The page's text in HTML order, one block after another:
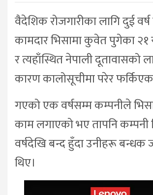
वैदेशिक रोजगारीका लागि दुई
कामदार भिसामा कुवेत पुगेका २१
र त्यहाँस्थित नेपाली दूतावासको
कारण कालोसूचीमा परेर
गएको एक वर्षसम्म कम्पनीले
काम लगाएको भए तापनि
वर्षदेखि बन्द हुँदा उनीहरू
थिए।